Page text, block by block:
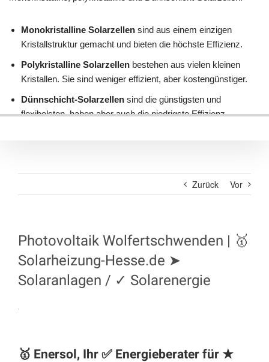
Zurück Vor
Photovoltaik Wolfertschwenden | 🥇
Solarheizung-Hesse.de ➤
Solaranlagen / ✓ Solarenergie
🥇 Enersol, Ihr ✅ Energieberater für ★